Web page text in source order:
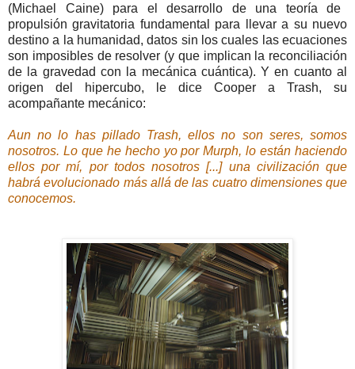
(Michael Caine) para el desarrollo de una teoría de
propulsión gravitatoria fundamental para llevar a su nuevo
destino a la humanidad, datos sin los cuales las ecuaciones
son imposibles de resolver (y que implican la reconciliación
de la gravedad con la mecánica cuántica). Y en cuanto al
origen del hipercubo, le dice Cooper a Trash, su
acompañante mecánico:
Aun no lo has pillado Trash, ellos no son seres, somos
nosotros. Lo que he hecho yo por Murph, lo están haciendo
ellos por mí, por todos nosotros [...] una civilización que
habrá evolucionado más allá de las cuatro dimensiones que
conocemos.